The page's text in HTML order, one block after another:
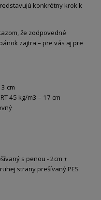
konkrétny krok k
že zodpovedné
zajtra – pre vás aj pre
cm
45 kg/m3 – 17 cm
s penou - 2cm +
strany prešívaný PES